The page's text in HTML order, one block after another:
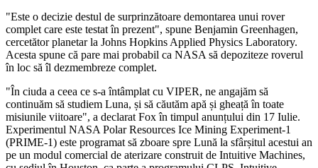
"Este o decizie destul de surprinzătoare demontarea unui rover
complet care este testat în prezent", spune Benjamin Greenhagen,
cercetător planetar la Johns Hopkins Applied Physics Laboratory.
Acesta spune că pare mai probabil ca NASA să depoziteze roverul
în loc să îl dezmembreze complet.
"În ciuda a ceea ce s-a întâmplat cu VIPER, ne angajăm să
continuăm să studiem Luna, și să căutăm apă și gheață în toate
misiunile viitoare", a declarat Fox în timpul anunțului din 17 Iulie.
Experimentul NASA Polar Resources Ice Mining Experiment-1
(PRIME-1) este programat să zboare spre Lună la sfârșitul acestui an
pe un modul comercial de aterizare construit de Intuitive Machines,